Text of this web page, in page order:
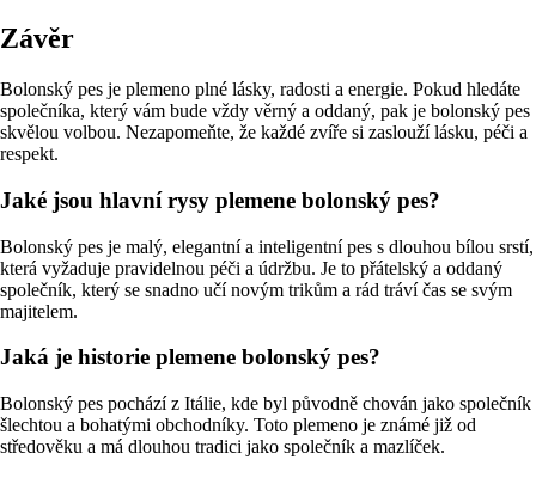
Závěr
Bolonský pes je plemeno plné lásky, radosti a energie. Pokud hledáte
společníka, který vám bude vždy věrný a oddaný, pak je bolonský pes
skvělou volbou. Nezapomeňte, že každé zvíře si zaslouží lásku, péči a
respekt.
Jaké jsou hlavní rysy plemene bolonský pes?
Bolonský pes je malý, elegantní a inteligentní pes s dlouhou bílou srstí,
která vyžaduje pravidelnou péči a údržbu. Je to přátelský a oddaný
společník, který se snadno učí novým trikům a rád tráví čas se svým
majitelem.
Jaká je historie plemene bolonský pes?
Bolonský pes pochází z Itálie, kde byl původně chován jako společník
šlechtou a bohatými obchodníky. Toto plemeno je známé již od
středověku a má dlouhou tradici jako společník a mazlíček.